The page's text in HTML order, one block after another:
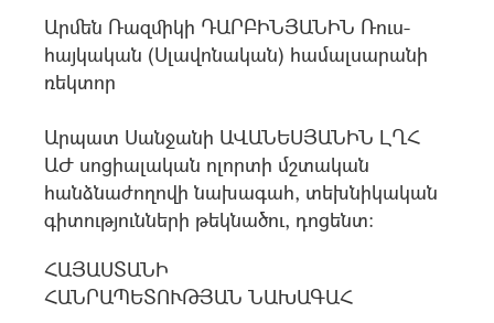
Արմեն Ռազմիկի ԴԱՐԲԻՆՅԱՆԻՆ Ռուս-
հայկական (Սլավոնական) համալսարանի
ռեկտոր
Արպատ Սանջանի ԱՎԱՆԵՍՅԱՆԻՆ ԼՂՀ
ԱԺ սոցիալական ոլորտի մշտական
հանձնաժողովի նախագահ, տեխնիկական
գիտությունների թեկնածու, դոցենտ:
ՀԱՅԱՍՏԱՆԻ
ՀԱՆՐԱՊԵՏՈՒԹՅԱՆ ՆԱԽԱԳԱՀ